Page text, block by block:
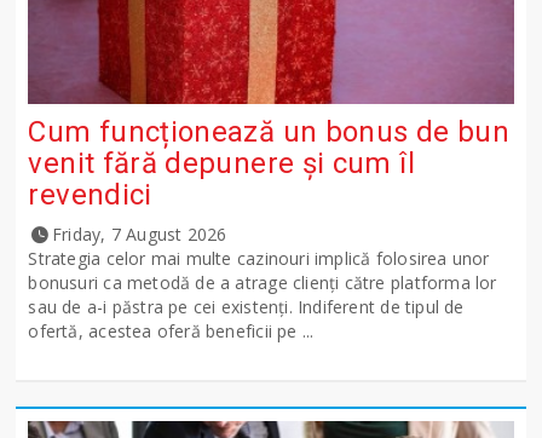
Cum funcționează un bonus de bun
venit fără depunere și cum îl
revendici
Friday, 7 August 2026
Strategia celor mai multe cazinouri implică folosirea unor
bonusuri ca metodă de a atrage clienți către platforma lor
sau de a-i păstra pe cei existenți. Indiferent de tipul de
ofertă, acestea oferă beneficii pe ...